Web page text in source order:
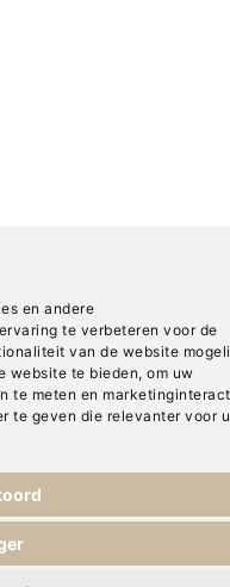
en andere
te verbeteren voor de
van de website
website te bieden, om uw
te meten en
te geven die relevanter voor u